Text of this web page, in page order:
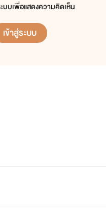
บบเพื่อแสดงความคิดเห็น
เข้าสู่ระบบ